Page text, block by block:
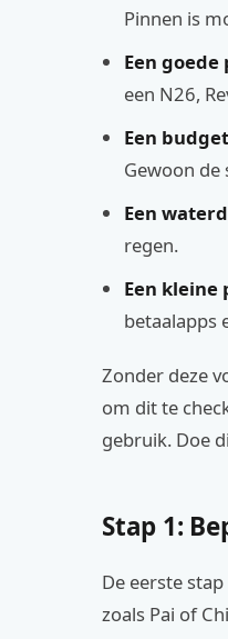
Pinnen is
Een goede
een N26,
Een
Gewoon
Een
regen.
Een kleine
betaalapps
Zonder deze
om dit te
gebruik. Doe
Stap 1:
De eerste
zoals Pai of